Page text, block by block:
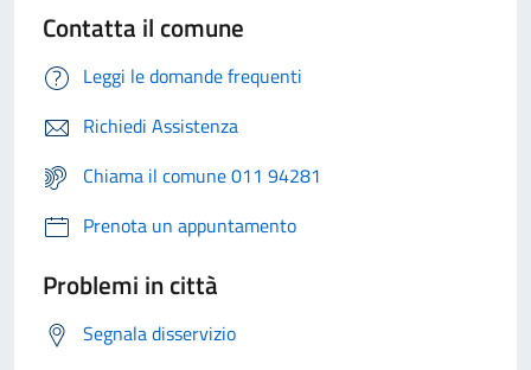
Contatta il comune
Leggi le domande frequenti
Richiedi Assistenza
Chiama il comune 011 94281
Prenota un appuntamento
Problemi in città
Segnala disservizio